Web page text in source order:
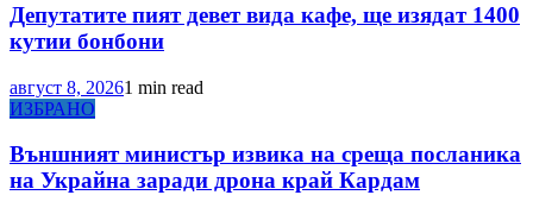
Депутатите пият девет вида кафе, ще изядат 1400
кутии бонбони
август 8, 20261 min read
ИЗБРАНО
Външният министър извика на среща посланика
на Украйна заради дрона край Кардам